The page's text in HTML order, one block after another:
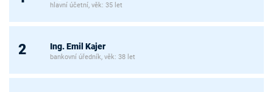
hlavní účetní, věk: 35 let
2 Ing. Emil Kajer
bankovní úředník, věk: 38 let